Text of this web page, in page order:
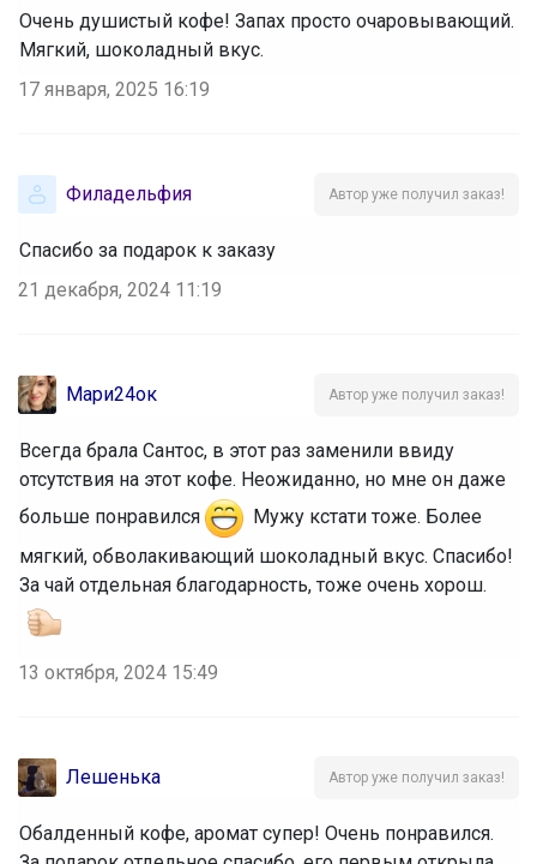
Очень душистый кофе! Запах просто очаровывающий.
Мягкий, шоколадный вкус.
17 января, 2025 16:19
Филадельфия Автор уже получил заказ!
Спасибо за подарок к заказу
21 декабря, 2024 11:19
Мари24ок Автор уже получил заказ!
Всегда брала Сантос, в этот раз заменили ввиду
отсутствия на этот кофе. Неожиданно, но мне он даже
больше понравился
Мужу кстати тоже. Более
мягкий, обволакивающий шоколадный вкус. Спасибо!
За чай отдельная благодарность, тоже очень хорош.
13 октября, 2024 15:49
Лешенька Автор уже получил заказ!
Обалденный кофе, аромат супер! Очень понравился.